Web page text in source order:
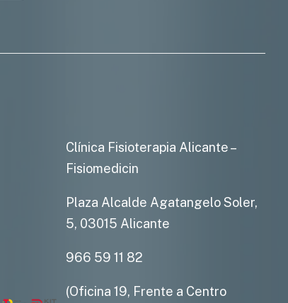
Clínica Fisioterapia Alicante –
Fisiomedicin
Plaza Alcalde Agatangelo Soler,
5, 03015 Alicante
966 59 11 82
(Oficina 19, Frente a Centro